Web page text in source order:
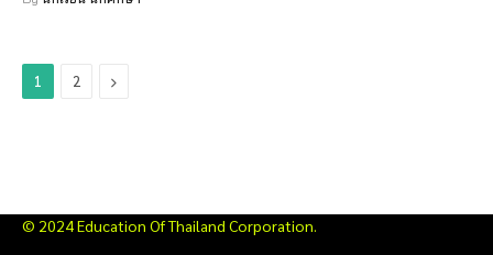
1 2 Next
© 2024 Education Of Thailand Corporation.